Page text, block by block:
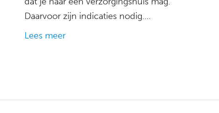
Daarvoor zijn indicaties nodig….
Lees meer